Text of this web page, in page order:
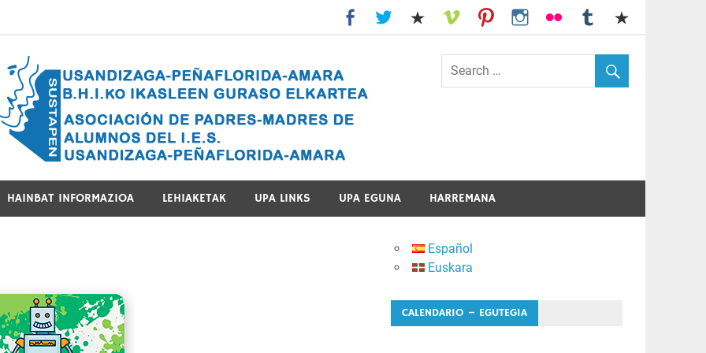
Elkartea Asociación de Padres-Madres de Alumnos del I.E.S. Usandizaga-Peñaflorida-Amara
HAINBAT INFORMAZIOA LEHIAKETAK UPA LINKS UPA EGUNA HARREMANA
Español
Euskara
CALENDARIO – EGUTEGIA